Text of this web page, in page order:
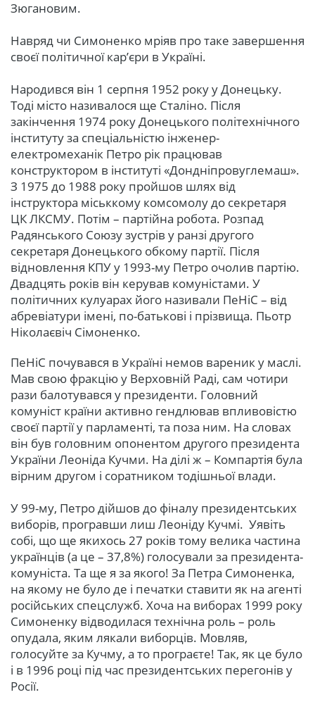
Зюгановим.
Навряд чи Симоненко мріяв про таке завершення
своєї політичної кар’єри в Україні.
Народився він 1 серпня 1952 року у Донецьку.
Тоді місто називалося ще Сталіно. Після
закінчення 1974 року Донецького політехнічного
інституту за спеціальністю інженер-
електромеханік Петро рік працював
конструктором в інституті «Дондніпровуглемаш».
З 1975 до 1988 року пройшов шлях від
інструктора міськкому комсомолу до секретаря
ЦК ЛКСМУ. Потім – партійна робота. Розпад
Радянського Союзу зустрів у ранзі другого
секретаря Донецького обкому партії. Після
відновлення КПУ у 1993-му Петро очолив партію.
Двадцять років він керував комуністами. У
політичних кулуарах його називали ПеНіС – від
абревіатури імені, по-батькові і прізвища. Пьотр
Ніколаєвіч Сімоненко.
ПеНіС почувався в Україні немов вареник у маслі.
Мав свою фракцію у Верховній Раді, сам чотири
рази балотувався у президенти. Головний
комуніст країни активно гендлював впливовістю
своєї партії у парламенті, та поза ним. На словах
він був головним опонентом другого президента
України Леоніда Кучми. На ділі ж – Компартія була
вірним другом і соратником тодішньої влади.
У 99-му, Петро дійшов до фіналу президентських
виборів, програвши лиш Леоніду Кучмі. Уявіть
собі, що ще якихось 27 років тому велика частина
українців (а це – 37,8%) голосували за президента-
комуніста. Та ще я за якого! За Петра Симоненка,
на якому не було де і печатки ставити як на агенті
російських спецслужб. Хоча на виборах 1999 року
Симоненку відводилася технічна роль – роль
опудала, яким лякали виборців. Мовляв,
голосуйте за Кучму, а то програєте! Так, як це було
і в 1996 році під час президентських перегонів у
Росії.